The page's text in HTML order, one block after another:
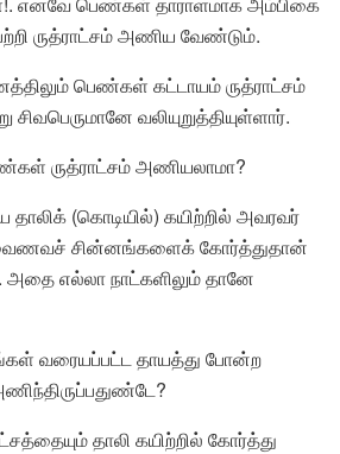
ருத்ராட்சம் அணிய வேண்டும்.
பெண்கள் கட்டாயம் ருத்ராட்சம்
வலியுறுத்தியுள்ளார்.
ருத்ராட்சம் அணியலாமா?
(கொடியில்) கயிற்றில் அவரவர்
சின்னங்களைக் கோர்த்துதான்
எல்லா நாட்களிலும் தானே
வரையப்பட்ட தாயத்து போன்ற
தாலி கயிற்றில் கோர்த்து